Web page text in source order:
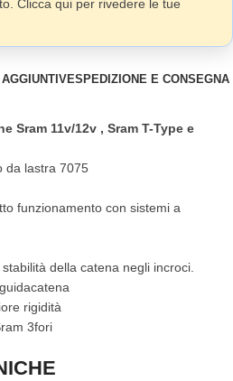
Clicca qui per rivedere le tue
AGGIUNTIVESPEDIZIONE E CONSEGNA
Sram 11v/12v , Sram T-Type e
da lastra 7075
funzionamento con sistemi a
della catena negli incroci.
rigidità
3fori